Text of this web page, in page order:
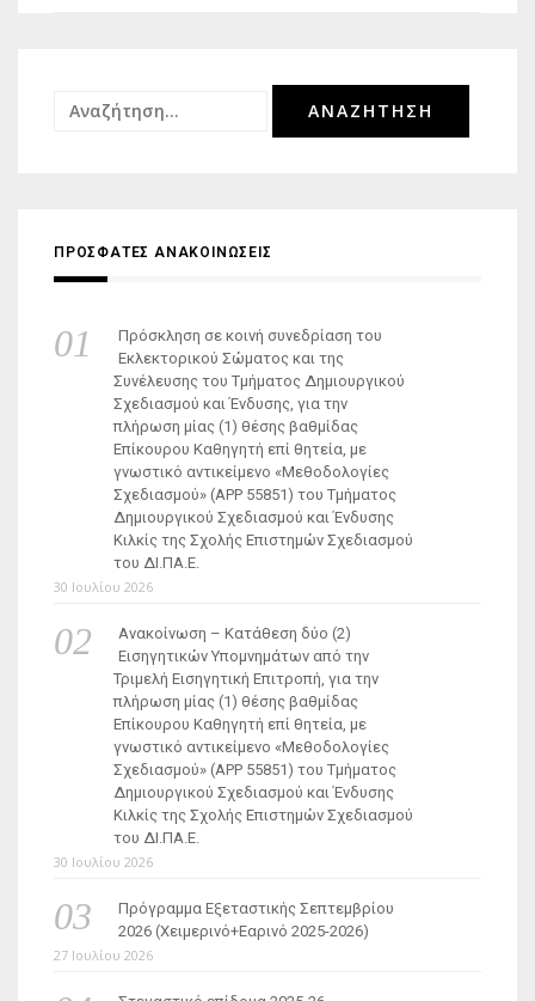
Αναζήτηση
ΠΡΟΣΦΑΤΕΣ ΑΝΑΚΟΙΝΩΣΕΙΣ
Πρόσκληση σε κοινή συνεδρίαση του
Εκλεκτορικού Σώματος και της
Συνέλευσης του Τμήματος Δημιουργικού
Σχεδιασμού και Ένδυσης, για την
πλήρωση μίας (1) θέσης βαθμίδας
Επίκουρου Καθηγητή επί θητεία, με
γνωστικό αντικείμενο «Μεθοδολογίες
Σχεδιασμού» (ΑΡΡ 55851) του Τμήματος
Δημιουργικού Σχεδιασμού και Ένδυσης
Κιλκίς της Σχολής Επιστημών Σχεδιασμού
του ΔΙ.ΠΑ.Ε.
30 Ιουλίου 2026
Ανακοίνωση – Κατάθεση δύο (2)
Εισηγητικών Υπομνημάτων από την
Τριμελή Εισηγητική Επιτροπή, για την
πλήρωση μίας (1) θέσης βαθμίδας
Επίκουρου Καθηγητή επί θητεία, με
γνωστικό αντικείμενο «Μεθοδολογίες
Σχεδιασμού» (ΑΡΡ 55851) του Τμήματος
Δημιουργικού Σχεδιασμού και Ένδυσης
Κιλκίς της Σχολής Επιστημών Σχεδιασμού
του ΔΙ.ΠΑ.Ε.
30 Ιουλίου 2026
Πρόγραμμα Εξεταστικής Σεπτεμβρίου
2026 (Χειμερινό+Εαρινό 2025-2026)
27 Ιουλίου 2026